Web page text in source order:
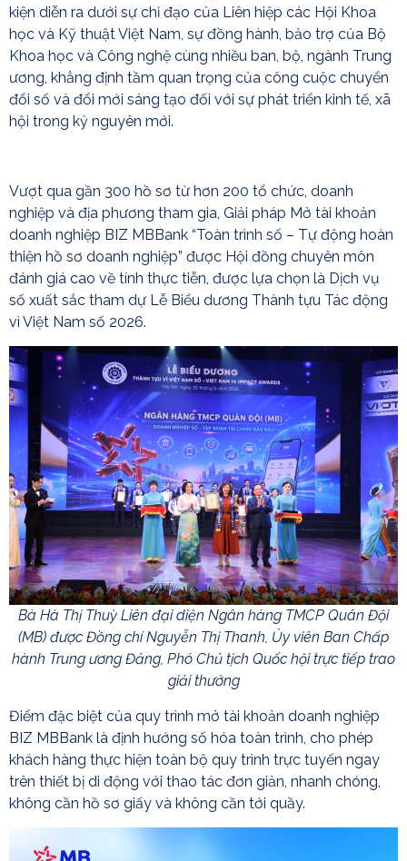
kiện diễn ra dưới sự chỉ đạo của Liên hiệp các Hội Khoa
học và Kỹ thuật Việt Nam, sự đồng hành, bảo trợ của Bộ
Khoa học và Công nghệ cùng nhiều ban, bộ, ngành Trung
ương, khẳng định tầm quan trọng của công cuộc chuyển
đổi số và đổi mới sáng tạo đối với sự phát triển kinh tế, xã
hội trong kỷ nguyên mới.
Vượt qua gần 300 hồ sơ từ hơn 200 tổ chức, doanh
nghiệp và địa phương tham gia, Giải pháp Mở tài khoản
doanh nghiệp BIZ MBBank “Toàn trình số – Tự động hoàn
thiện hồ sơ doanh nghiệp” được Hội đồng chuyên môn
đánh giá cao về tính thực tiễn, được lựa chọn là Dịch vụ
số xuất sắc tham dự Lễ Biểu dương Thành tựu Tác động
vì Việt Nam số 2026.
Bà Hà Thị Thuỳ Liên đại diện Ngân hàng TMCP Quân Đội
(MB) được Đồng chí Nguyễn Thị Thanh, Ủy viên Ban Chấp
hành Trung ương Đảng, Phó Chủ tịch Quốc hội trực tiếp trao
giải thưởng
Điểm đặc biệt của quy trình mở tài khoản doanh nghiệp
BIZ MBBank là định hướng số hóa toàn trình, cho phép
khách hàng thực hiện toàn bộ quy trình trực tuyến ngay
trên thiết bị di động với thao tác đơn giản, nhanh chóng,
không cần hồ sơ giấy và không cần tới quầy.